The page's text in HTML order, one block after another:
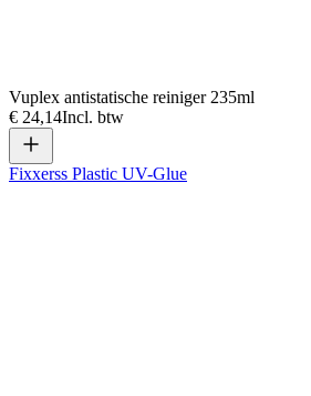
Vuplex antistatische reiniger 235ml
€ 24,14Incl. btw
Fixxerss Plastic UV-Glue